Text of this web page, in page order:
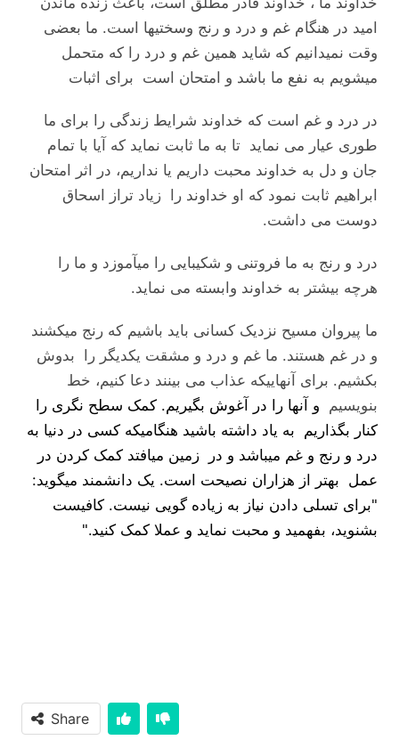
امید در هنگام غم و درد و رنج وسختی‎ها است. ما بعضی
وقت نمیدانیم که شاید همین غم و درد را که متحمل
میشویم به نفع ما باشد و امتحان است برای اثبات
در درد و غم است که خداوند شرایط زندگی را برای ما
طوری عیار می نماید تا به ما ثابت نماید که آیا با تمام
جان و دل به خداوند محبت داریم یا نداریم، در اثر امتحان
ابراهیم ثابت نمود که او خداوند را زیاد تراز اسحاق
دوست می داشت.
درد و رنج به ما فروتنی و شکیبایی را می‎آموزد و ما را
هرچه بیشتر به خداوند وابسته می نماید.
ما پیروان مسیح نزدیک کسانی باید باشیم که رنج میکشند
و در غم هستند. ما غم و درد و مشقت یکدیگر را بدوش
بکشیم. برای آنهاییکه عذاب می بینند دعا کنیم، خط
بنویسیم و آنها را در آغوش بگیریم. کمک سطح نگری را
کنار بگذاریم به یاد داشته باشید هنگامیکه کسی در دنیا به
درد و رنج و غم میباشد و در زمین میافتد کمک کردن در
عمل بهتر از هزاران نصیحت است. یک دانشمند میگوید:
"برای تسلی دادن نیاز به زیاده گویی نیست. کافیست
بشنوید، بفهمید و محبت نماید و عملا کمک کنید."
Share